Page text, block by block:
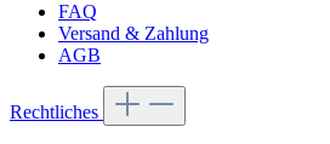
FAQ
Versand & Zahlung
AGB
Rechtliches